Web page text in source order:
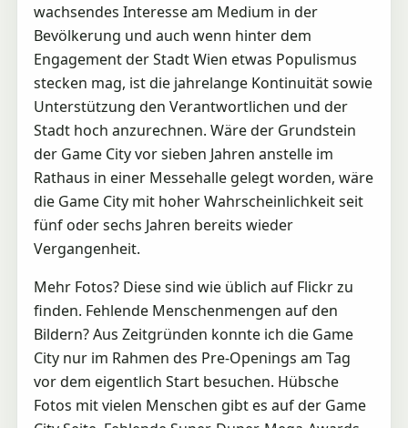
wachsendes Interesse am Medium in der
Bevölkerung und auch wenn hinter dem
Engagement der Stadt Wien etwas Populismus
stecken mag, ist die jahrelange Kontinuität sowie
Unterstützung den Verantwortlichen und der
Stadt hoch anzurechnen. Wäre der Grundstein
der Game City vor sieben Jahren anstelle im
Rathaus in einer Messehalle gelegt worden, wäre
die Game City mit hoher Wahrscheinlichkeit seit
fünf oder sechs Jahren bereits wieder
Vergangenheit.
Mehr Fotos? Diese sind wie üblich auf Flickr zu
finden. Fehlende Menschenmengen auf den
Bildern? Aus Zeitgründen konnte ich die Game
City nur im Rahmen des Pre-Openings am Tag
vor dem eigentlich Start besuchen. Hübsche
Fotos mit vielen Menschen gibt es auf der Game